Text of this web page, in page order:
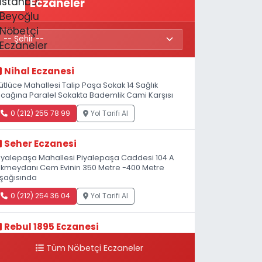
Nihal Eczanesi
Mahallesi Talip Paşa Sokak 14 Sağlık
Paralel Sokakta Bademlik Cami Karşısı
0 (212) 255 78 99 Yol Tarifi Al
Seher Eczanesi
Mahallesi Piyalepaşa Caddesi 104 A
Cem Evinin 350 Metre -400 Metre
0 (212) 254 36 04 Yol Tarifi Al
Rebul 1895 Eczanesi
Sokak, 3B Akbank Sanat karşısı, Fransız
Tüm Nöbetçi Eczaneler